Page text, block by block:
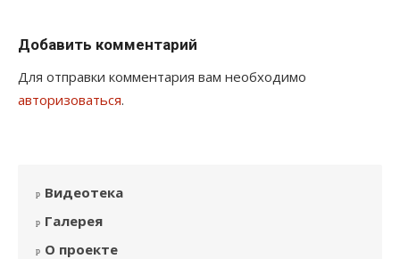
Добавить комментарий
Для отправки комментария вам необходимо
авторизоваться.
Видеотека
Галерея
О проекте